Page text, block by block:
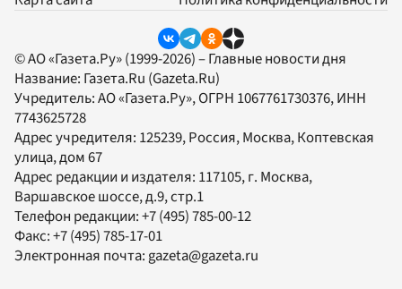
© АО «Газета.Ру» (1999-2026) – Главные новости дня
Название: Газета.Ru (Gazeta.Ru)
Учредитель:АО «Газета.Ру», ОГРН 1067761730376, ИНН
7743625728
Адрес учредителя: 125239, Россия, Москва, Коптевская
улица, дом 67
Адрес редакции и издателя: 117105, г. Москва,
Варшавское шоссе, д.9, стр.1
Телефон редакции:+7 (495) 785-00-12
Факс:+7 (495) 785-17-01
Электронная почта:gazeta@gazeta.ru